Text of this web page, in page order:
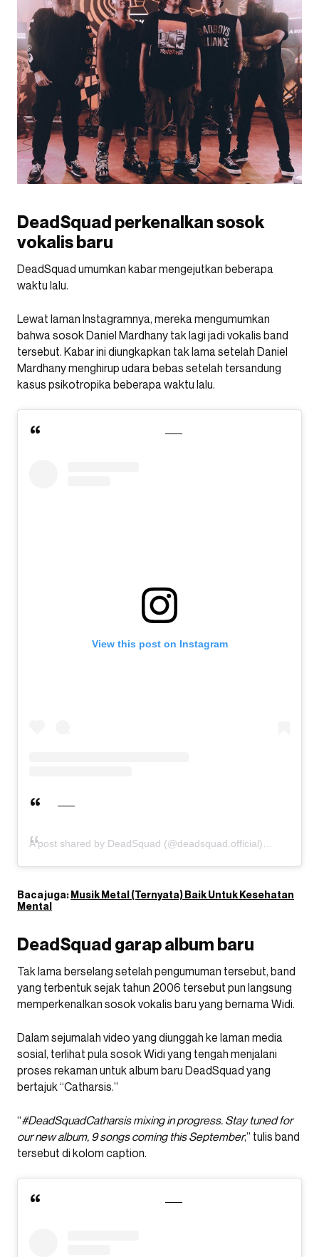
DeadSquad perkenalkan sosok
vokalis baru
DeadSquad umumkan kabar mengejutkan beberapa
waktu lalu.
Lewat laman Instagramnya, mereka mengumumkan
bahwa sosok Daniel Mardhany tak lagi jadi vokalis band
tersebut. Kabar ini diungkapkan tak lama setelah Daniel
Mardhany menghirup udara bebas setelah tersandung
kasus psikotropika beberapa waktu lalu.
View this post on Instagram
A post shared by DeadSquad (@deadsquad.official)
Baca juga:Musik Metal (Ternyata) Baik Untuk Kesehatan
Mental
DeadSquad garap album baru
Tak lama berselang setelah pengumuman tersebut, band
yang terbentuk sejak tahun 2006 tersebut pun langsung
memperkenalkan sosok vokalis baru yang bernama Widi.
Dalam sejumalah video yang diunggah ke laman media
sosial, terlihat pula sosok Widi yang tengah menjalani
proses rekaman untuk album baru DeadSquad yang
bertajuk “Catharsis.”
“#DeadSquadCatharsis mixing in progress. Stay tuned for
our new album, 9 songs coming this September,” tulis band
tersebut di kolom caption.